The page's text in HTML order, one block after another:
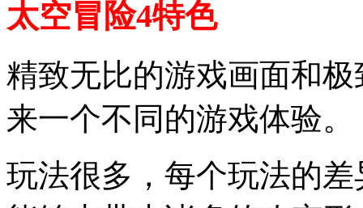
太空冒险4特色
精致无比的游戏画面和
来一个不同的游戏体验。
玩法很多，每个玩法的